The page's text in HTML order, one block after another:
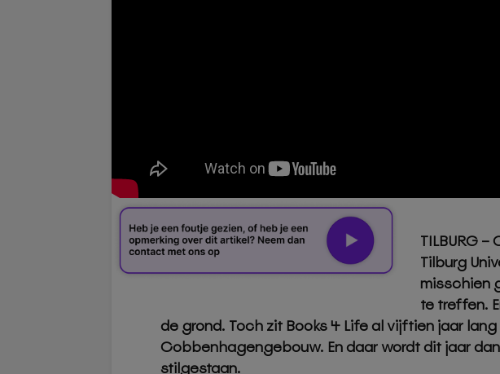
TILBURG
Tilburg
misschien
te treffen.
de grond. Toch zit Books 4 Life al vijftien jaar
Cobbenhagengebouw. En daar wordt dit jaar
stilgestaan.